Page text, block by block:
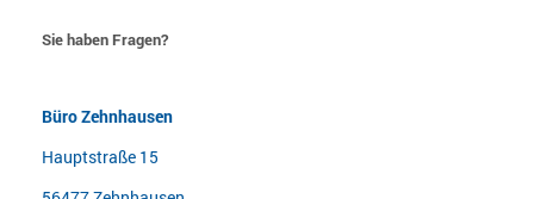
Sie haben Fragen?
Büro Zehnhausen
Hauptstraße 15